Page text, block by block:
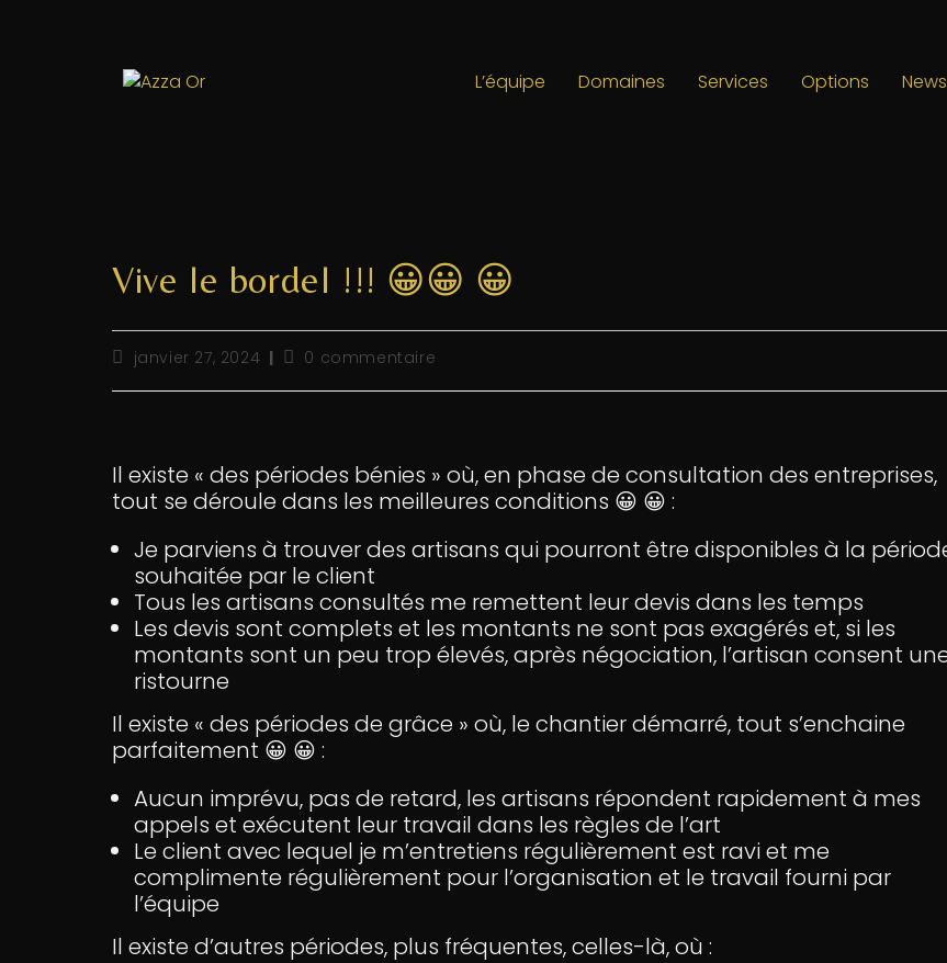
L’équipe Domaines Services Options
Vive le bordel !!! 😀😀 😀
janvier 27, 2024 0 commentaire
Il existe « des périodes bénies » où, en phase de consultation des entreprises,
tout se déroule dans les meilleures conditions 😀 😀 :
Je parviens à trouver des artisans qui pourront être disponibles à la
souhaitée par le client
Tous les artisans consultés me remettent leur devis dans les temps
Les devis sont complets et les montants ne sont pas exagérés et, si les
montants sont un peu trop élevés, après négociation, l’artisan consent
ristourne
Il existe « des périodes de grâce » où, le chantier démarré, tout s’enchaine
parfaitement 😀 😀 :
Aucun imprévu, pas de retard, les artisans répondent rapidement à mes
appels et exécutent leur travail dans les règles de l’art
Le client avec lequel je m’entretiens régulièrement est ravi et me
complimente régulièrement pour l’organisation et le travail fourni par
l’équipe
Il existe d’autres périodes, plus fréquentes, celles-là, où :